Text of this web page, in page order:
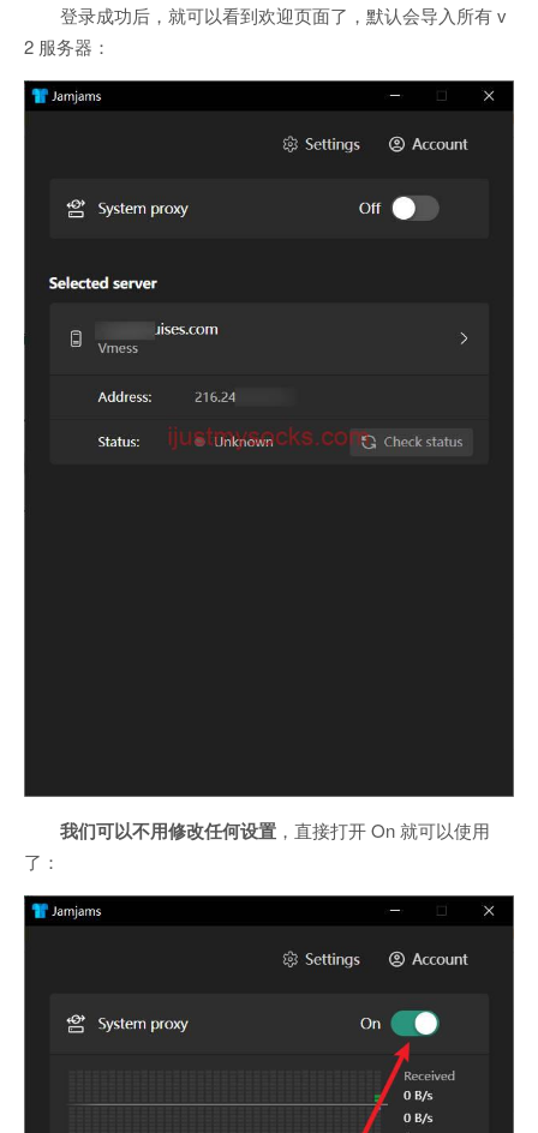
登录成功后，就可以看到欢迎页面了，默认会导入所有 v
2 服务器：
我们可以不用修改任何设置 ，直接打开 On 就可以使用
了：